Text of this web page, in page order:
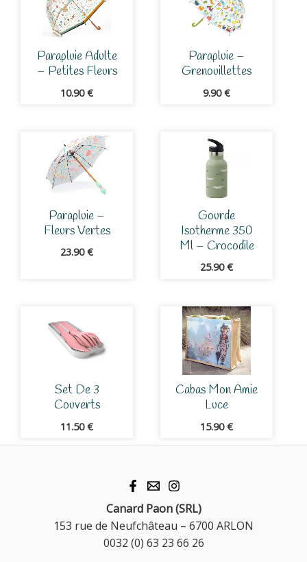
Parapluie Adulte
– Petites Fleurs
10.90€
Parapluie –
Grenouillettes
9.90€
Parapluie –
Fleurs Vertes
23.90€
Gourde
Isotherme 350
Ml – Crocodile
25.90€
Set De 3
Couverts
11.50€
Cabas Mon Amie
Luce
15.90€
Canard Paon (SRL)
153 rue de Neufchâteau – 6700 ARLON
0032 (0) 63 23 66 26